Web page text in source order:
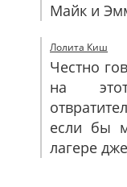
Майк и
Лолита Киш
Честно
на
если бы
лагере